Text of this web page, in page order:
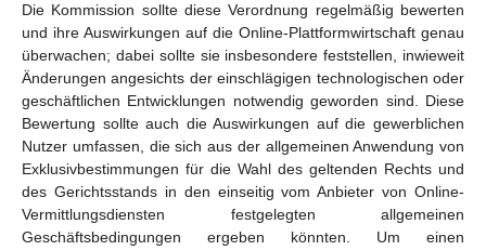
Die Kommission sollte diese Verordnung regelmäßig bewerten
und ihre Auswirkungen auf die Online-Plattformwirtschaft genau
überwachen; dabei sollte sie insbesondere feststellen, inwieweit
Änderungen angesichts der einschlägigen technologischen oder
geschäftlichen Entwicklungen notwendig geworden sind. Diese
Bewertung sollte auch die Auswirkungen auf die gewerblichen
Nutzer umfassen, die sich aus der allgemeinen Anwendung von
Exklusivbestimmungen für die Wahl des geltenden Rechts und
des Gerichtsstands in den einseitig vom Anbieter von Online-
Vermittlungsdiensten festgelegten allgemeinen
Geschäftsbedingungen ergeben könnten. Um einen